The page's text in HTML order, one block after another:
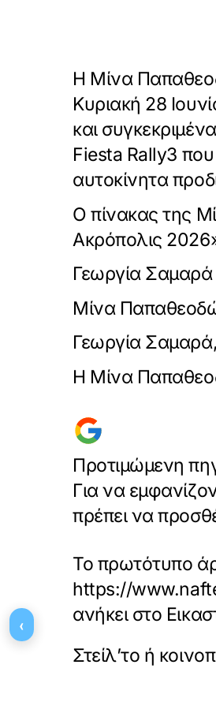
Η Μίνα
Κυριακή 28
και
Fiesta Rally3
αυτοκίνητα
Ο πίνακας της
Ακρόπολις
Γεωργία Σαμαρά
Μίνα
Γεωργία
Η Μίνα
Προτιμώμενη
Για να
πρέπει να
Το πρωτότυπο
https://
ανήκει στο
‹